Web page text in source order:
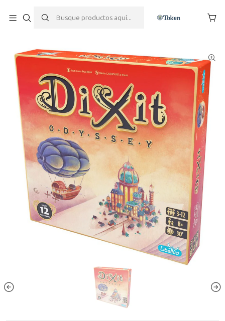
Dixit Odyssey - Nueva Edición